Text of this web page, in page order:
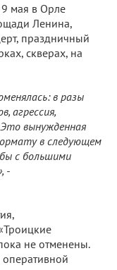
мая в Орле
Ленина,
праздничный
скверах, на
в разы
агрессия,
вынужденная
в следующем
с большими
-
не отменены.
оперативной